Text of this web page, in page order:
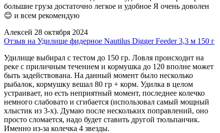
большие груза достаточно легкое и удобное Я очень доволен
😊 и всем рекомендую
Алексей 28 октября 2024
Отзыв на Удилище фидерное Nautilus Digger Feeder 3,3 м 150 г
Удилище выбирал с тестом до 150 гр. Ловля происходит на
реке с приличным течением и кормушка до 120 вполне может
быть задействована. На данный момент было несколько
рыбалок, кормушку вешал 80 гр + корм. Удилка в целом
устраивает, но есть неприятный момент, последнее колечко
немного слабовато и сгибается (использовал самый мощный
хлыстик из 3-х). Думаю после нескольких поправлений, оно
просто сломается, надо будет ставить другой тюльпанчик.
Именно из-за колечка 4 звезды.